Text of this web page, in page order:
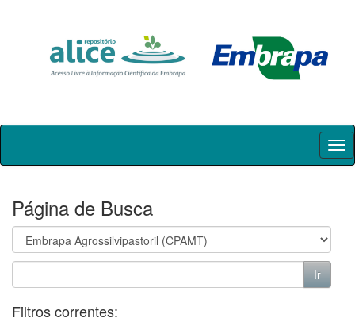
Skip
Página de Busca
Filtros correntes: